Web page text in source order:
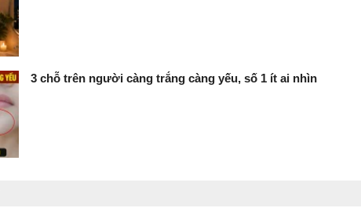
3 chỗ trên người càng trắng càng yếu, số 1 ít ai nhìn